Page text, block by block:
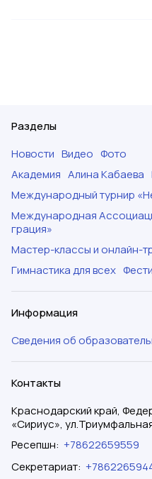
Разделы
Новости Видео Фото
Академия Алина Кабаева
Международный турнир
Международная
грация»
Мастер-классы и онлайн-
Гимнастика для всех
Информация
Сведения об
Контакты
Краснодарский край,
«Сириус»,
Ресепшн: +78622659559
Секретариат: